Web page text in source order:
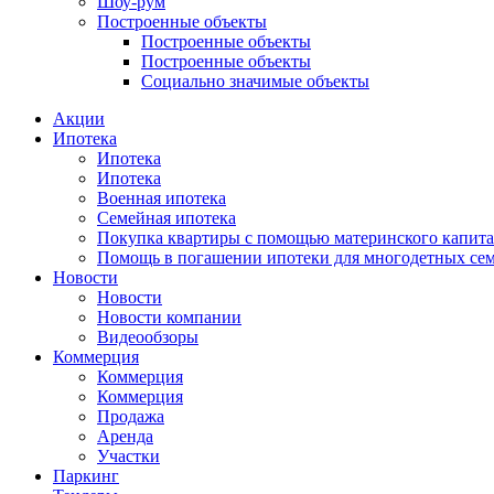
Построенные объекты
Построенные объекты
Построенные объекты
Социально значимые объекты
Акции
Ипотека
Ипотека
Ипотека
Военная ипотека
Семейная ипотека
Покупка квартиры с помощью материнского
Помощь в погашении ипотеки для многодетных
Новости
Новости
Новости компании
Видеообзоры
Коммерция
Коммерция
Коммерция
Продажа
Аренда
Участки
Паркинг